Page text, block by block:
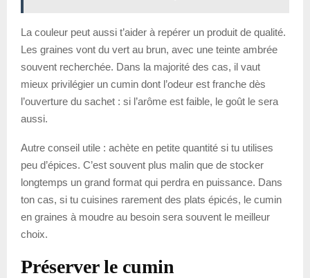
La couleur peut aussi t’aider à repérer un produit de qualité.
Les graines vont du vert au brun, avec une teinte ambrée
souvent recherchée. Dans la majorité des cas, il vaut
mieux privilégier un cumin dont l’odeur est franche dès
l’ouverture du sachet : si l’arôme est faible, le goût le sera
aussi.
Autre conseil utile : achète en petite quantité si tu utilises
peu d’épices. C’est souvent plus malin que de stocker
longtemps un grand format qui perdra en puissance. Dans
ton cas, si tu cuisines rarement des plats épicés, le cumin
en graines à moudre au besoin sera souvent le meilleur
choix.
Préserver le cumin